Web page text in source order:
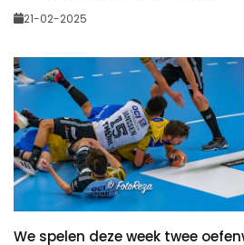
21-02-2025
We spelen deze week twee